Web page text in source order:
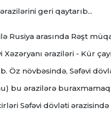
geri qaytarıb...
Rusiya arasında Rəşt
Xəzəryanı əraziləri - Kür
Öz növbəsində, Səfəvi
bu ərazilərə
Səfəvi dövləti